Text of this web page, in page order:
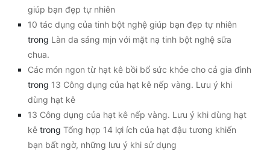
giúp bạn đẹp tự nhiên
10 tác dụng của tinh bột nghệ giúp bạn đẹp tự nhiên
trong Làn da sáng mịn với mặt nạ tinh bột nghệ sữa
chua.
Các món ngon từ hạt kê bồi bổ sức khỏe cho cả gia đình
trong 13 Công dụng của hạt kê nếp vàng. Lưu ý khi
dùng hạt kê
13 Công dụng của hạt kê nếp vàng. Lưu ý khi dùng hạt
kê trong Tổng hợp 14 lợi ích của hạt đậu tương khiến
bạn bất ngờ, những lưu ý khi sử dụng